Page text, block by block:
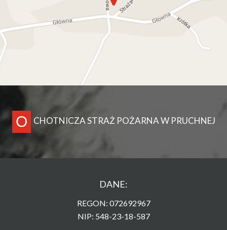
O CHOTNICZA STRAŻ POŻARNA W PRUCHNEJ
DANE:
REGON: 072692967
NIP: 548-23-18-587